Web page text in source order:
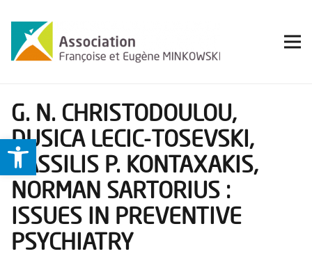
Ouvrir la barre d’outils
G. N. CHRISTODOULOU,
DUSICA LECIC-TOSEVSKI,
VASSILIS P. KONTAXAKIS,
NORMAN SARTORIUS :
ISSUES IN PREVENTIVE
PSYCHIATRY